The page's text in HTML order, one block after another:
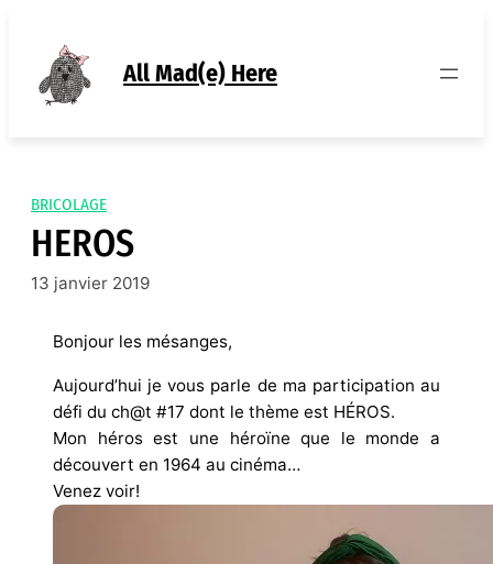
contenu
All Mad(e) Here
BRICOLAGE
HEROS
13 janvier 2019
Bonjour les mésanges,
Aujourd’hui je vous parle de ma participation au
défi du ch@t #17 dont le thème est HÉROS.
Mon héros est une héroïne que le monde a
découvert en 1964 au cinéma…
Venez voir!